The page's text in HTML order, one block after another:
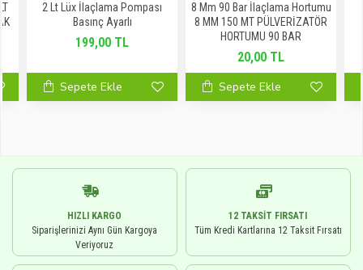
2 Lt Lüx İlaçlama Pompası
Basınç Ayarlı
199,00 TL
Sepete Ekle
8 Mm 90 Bar İlaçlama Hortumu
8 MM 150 MT PÜLVERİZATÖR
HORTUMU 90 BAR
20,00 TL
Sepete Ekle
HIZLI KARGO
Siparişlerinizi Aynı Gün Kargoya
Veriyoruz
12 TAKSIT FIRSATI
Tüm Kredi Kartlarına 12 Taksit Fırsatı